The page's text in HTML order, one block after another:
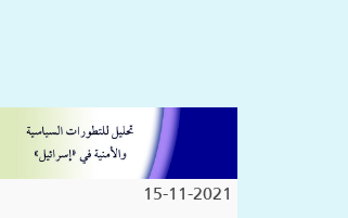
15-11-2021